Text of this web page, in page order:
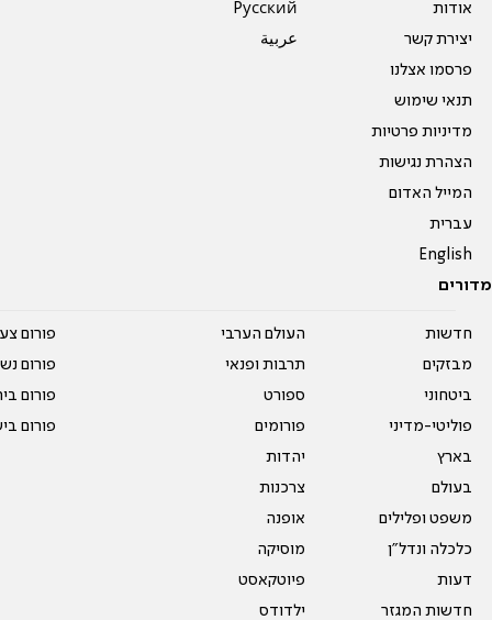
אודות
יצירת קשר
פרסמו אצלנו
תנאי שימוש
מדיניות פרטיות
הצהרת נגישות
המייל האדום
עברית
English
Pусский
عربية
מדורים
חדשות
מבזקים
ביטחוני
פוליטי-מדיני
בארץ
בעולם
משפט ופלילים
כלכלה ונדל"ן
דעות
חדשות המגזר
העולם הערבי
תרבות ופנאי
ספורט
פורומים
יהדות
צרכנות
אופנה
מוסיקה
פיוטקאסט
ילדודס
פורום
פורום
פורום
פורום